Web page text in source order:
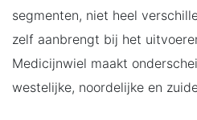
segmenten, niet heel
zelf aanbrengt bij het
Medicijnwiel maakt
westelijke, noordelijke en